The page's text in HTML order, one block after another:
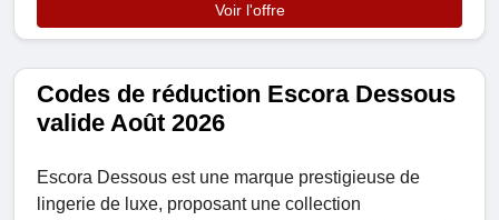
Voir l'offre
Codes de réduction Escora Dessous
valide Août 2026
Escora Dessous est une marque prestigieuse de
lingerie de luxe, proposant une collection